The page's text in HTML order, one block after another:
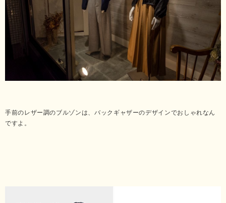
手前のレザー調のブルゾンは、バックギャザーのデザインでおしゃれなん
ですよ。